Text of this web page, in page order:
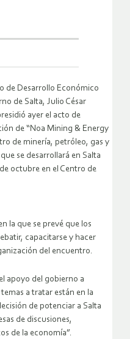
de Desarrollo Económico
de Salta, Julio César
ayer el acto de
de “Noa Mining & Energy
de minería, petróleo, gas y
se desarrollará en Salta
octubre en el Centro de
la que se prevé que los
capacitarse y hacer
del encuentro.
apoyo del gobierno a
a tratar están en la
de potenciar a Salta
de discusiones,
de la economía”.